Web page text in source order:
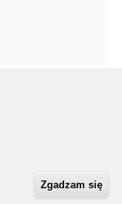
Zgadzam się